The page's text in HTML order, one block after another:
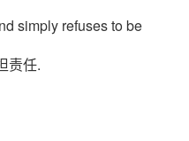
simply refuses to be
责任.